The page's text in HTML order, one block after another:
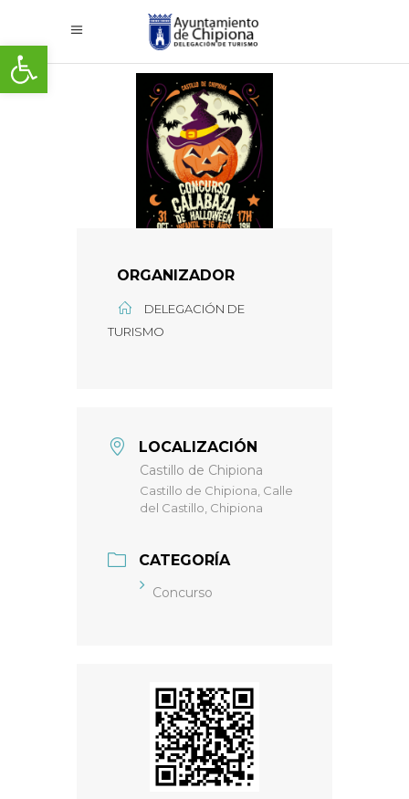
Abrir barra de herramientas
ORGANIZADOR
DELEGACIÓN DE
TURISMO
LOCALIZACIÓN
Castillo de Chipiona
Castillo de Chipiona, Calle
del Castillo, Chipiona
CATEGORÍA
Concurso